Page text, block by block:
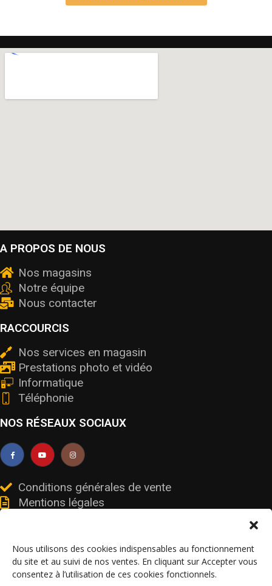
Nous utilisons des cookies indispensables au fonctionnement
du site et au suivi de nos ventes. En cliquant sur Accepter vous
consentez à l’utilisation de ces cookies fonctionnels.
A PROPOS DE NOUS
Nos magasins
Notre équipe
Nous contacter
RACCOURCIS
Nos services en magasin
Prestations photo et vidéo
Informatique
Téléphonie
NOS RÉSEAUX SOCIAUX
Conditions générales de vente
Mentions légales